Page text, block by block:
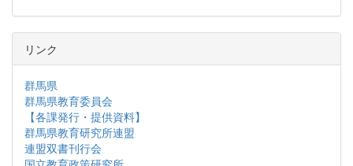
リンク
群馬県
群馬県教育委員会
【各課発行・提供資料】
群馬県教育研究所連盟
連盟双書刊行会